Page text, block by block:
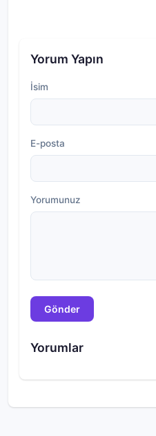
Yorum Yapın
İsim
E-posta
Yorumunuz
Gönder
Yorumlar